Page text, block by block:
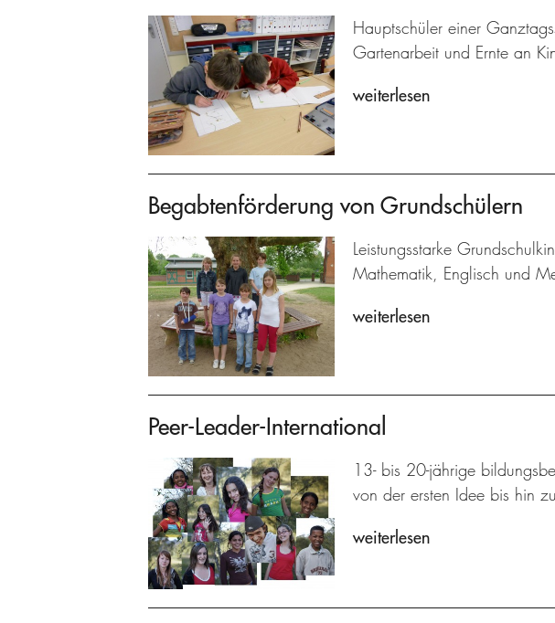
Hauptschüler einer
Gartenarbeit und Ernte an
weiterlesen
Begabtenförderung von Grundschülern
Leistungsstarke
Mathematik, Englisch und
weiterlesen
Peer-Leader-International
13- bis 20-jährige
von der ersten Idee bis hin
weiterlesen